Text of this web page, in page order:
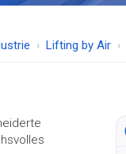
Lifting by Air